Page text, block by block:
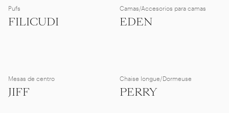
Pufs
FILICUDI
Camas/Accesorios para camas
EDEN
Mesas de centro
JIFF
Chaise longue/Dormeuse
PERRY